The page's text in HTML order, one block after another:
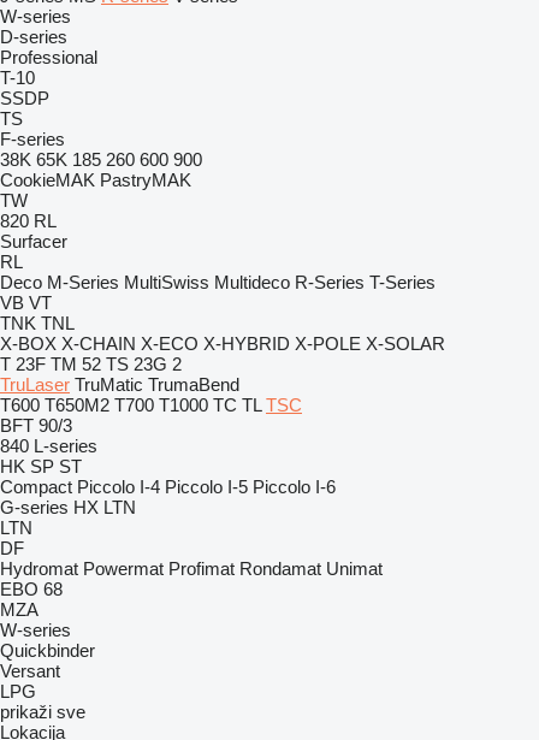
W-series
D-series
Professional
T-10
SSDP
TS
F-series
38K 65K 185 260 600 900
CookieMAK PastryMAK
TW
820 RL
Surfacer
RL
Deco M-Series MultiSwiss Multideco R-Series T-Series
VB VT
TNK TNL
X-BOX X-CHAIN X-ECO X-HYBRID X-POLE X-SOLAR
T 23F TM 52 TS 23G 2
TruLaser TruMatic TrumaBend
T600 T650M2 T700 T1000 TC TL TSC
BFT 90/3
840 L-series
HK SP ST
Compact Piccolo I-4 Piccolo I-5 Piccolo I-6
G-series HX LTN
LTN
DF
Hydromat Powermat Profimat Rondamat Unimat
EBO 68
MZA
W-series
Quickbinder
Versant
LPG
prikaži sve
Lokacija